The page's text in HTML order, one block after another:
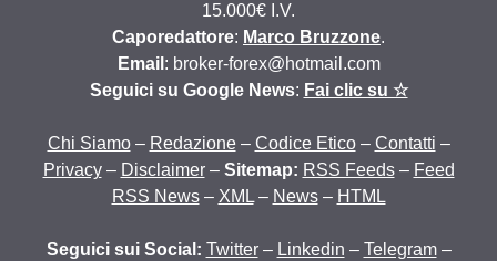
15.000€ I.V.
Caporedattore: Marco Bruzzone.
Email : broker-forex@hotmail.com
Seguici su Google News: Fai clic su ☆
Chi Siamo– Redazione– Codice Etico– Contatti –
Privacy– Disclaimer– Sitemap: RSS Feeds– Feed
RSS News– XML– News– HTML
Seguici sui Social: Twitter– Linkedin – Telegram–